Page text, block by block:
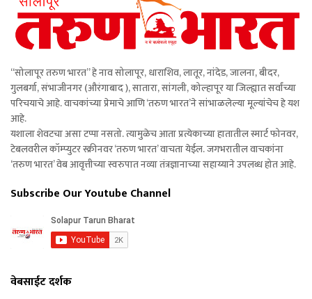
“सोलापूर तरुण भारत” हे नाव सोलापूर, धाराशिव, लातूर, नांदेड, जालना, बीदर,
गुलबर्गा, संभाजीनगर (औरंगाबाद ), सातारा, सांगली, कोल्हापूर या जिल्ह्यात सर्वांच्या
परिचयाचे आहे. वाचकांच्या प्रेमाचे आणि ‘तरुण भारत’ने सांभाळलेल्या मूल्यांचेच हे यश
आहे.
यशाला शेवटचा असा टप्पा नसतो. त्यामुळेच आता प्रत्येकाच्या हातातील स्मार्ट फोनवर,
टेबलवरील कॉम्प्युटर स्क्रीनवर ‘तरुण भारत’ वाचता येईल. जगभरातील वाचकांना
‘तरुण भारत’ वेब आवृत्तीच्या स्वरुपात नव्या तंत्रज्ञानाच्या सहाय्याने उपलब्ध होत आहे.
Subscribe Our Youtube Channel
वेबसाईट दर्शक